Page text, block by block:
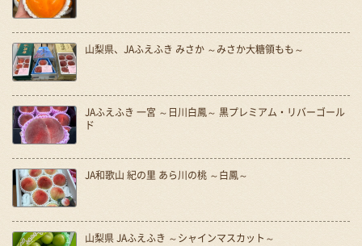
山梨県、JAふえふき みさか ～みさか大糖領もも～
JAふえふき 一宮 ～日川白鳳～ 黒プレミアム・リバーゴール
ド
JA和歌山 紀の里 あら川の桃 ～白鳳～
山梨県 JAふえふき ～シャインマスカット～